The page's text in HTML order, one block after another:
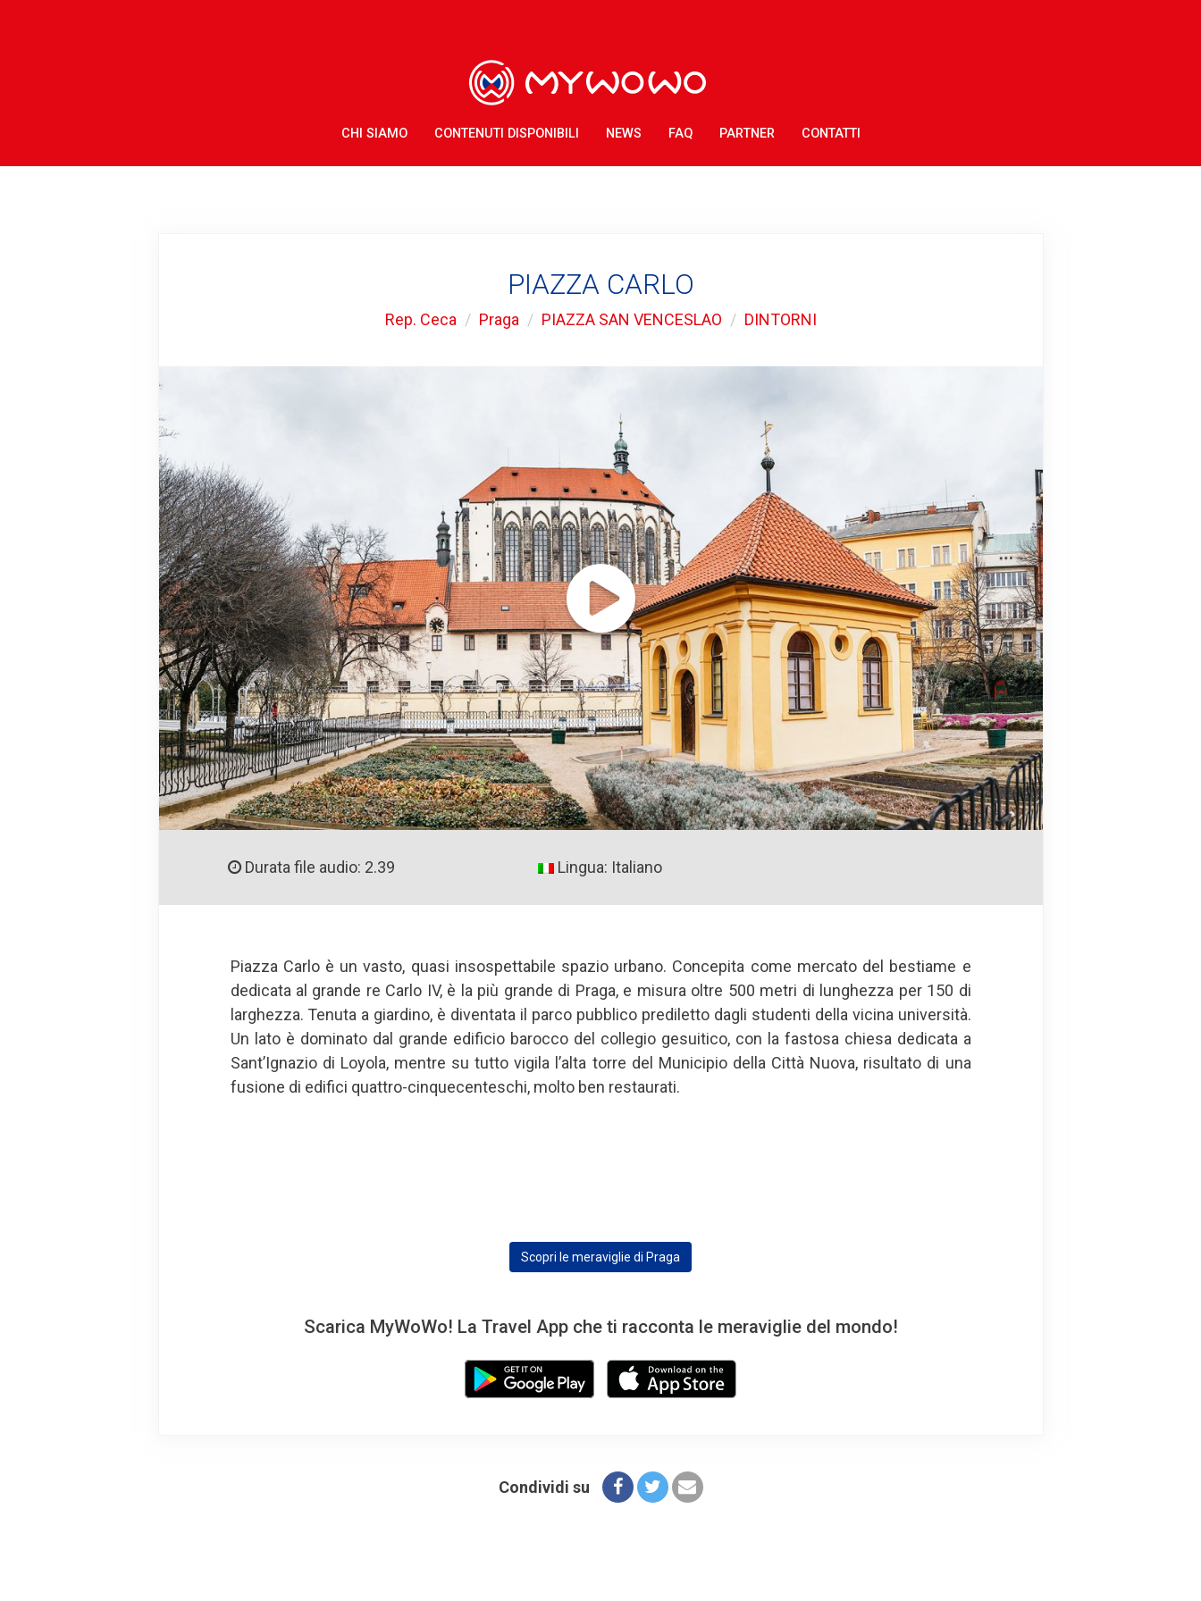
CHI SIAMO CONTENUTI DISPONIBILI NEWS FAQ PARTNER CONTATTI
PIAZZA CARLO
Rep. Ceca Praga PIAZZA SAN VENCESLAO DINTORNI
Durata file audio: 2.39 Lingua: Italiano
Piazza Carlo è un vasto, quasi insospettabile spazio urbano. Concepita come mercato del bestiame e
dedicata al grande re Carlo IV, è la più grande di Praga, e misura oltre 500 metri di lunghezza per 150 di
larghezza. Tenuta a giardino, è diventata il parco pubblico prediletto dagli studenti della vicina università.
Un lato è dominato dal grande edificio barocco del collegio gesuitico, con la fastosa chiesa dedicata a
Sant’Ignazio di Loyola, mentre su tutto vigila l’alta torre del Municipio della Città Nuova, risultato di una
fusione di edifici quattro-cinquecenteschi, molto ben restaurati.
Scopri le meraviglie di Praga
Scarica MyWoWo! La Travel App che ti racconta le meraviglie del mondo!
Condividi su